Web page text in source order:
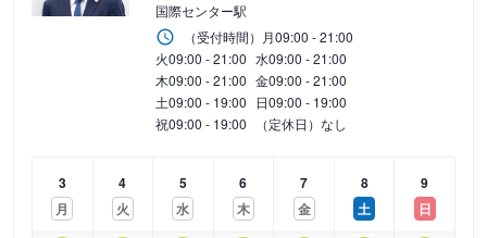
国際センター駅
（受付時間） 月09:00 - 21:00
火09:00 - 21:00 水09:00 - 21:00
木09:00 - 21:00 金09:00 - 21:00
土09:00 - 19:00 日09:00 - 19:00
祝09:00 - 19:00 （定休日）なし
3
月
4
火
5
水
6
木
7
金
8
土
9
日